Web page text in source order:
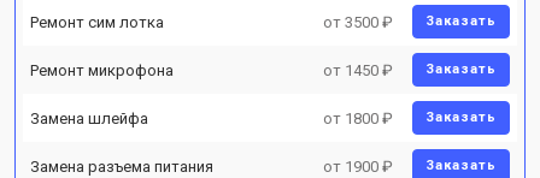
Ремонт сим лотка от 3500 ₽ Заказать
Ремонт микрофона от 1450 ₽ Заказать
Замена шлейфа от 1800 ₽ Заказать
Замена разъема питания от 1900 ₽ Заказать